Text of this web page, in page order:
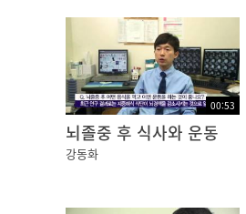
00:53
뇌졸중 후 식사와 운동
강동화